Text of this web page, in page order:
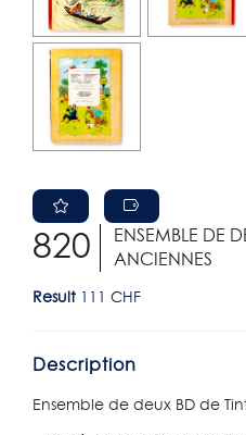
820
ENSEMBLE DE
ANCIENNES
Result 111 CHF
Description
Ensemble de deux BD de